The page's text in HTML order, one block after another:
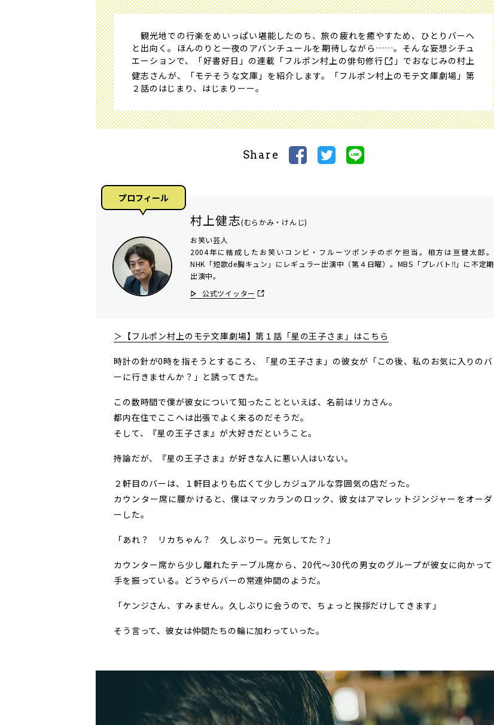
観光地での行楽をめいっぱい堪能したのち、旅の疲れを癒やすため、ひとりバーへ
と出向く。ほんのりと一夜のアバンチュールを期待しながら……。そんな妄想シチュ
エーションで、「好書好日」の連載「フルポン村上の俳句修行
」でおなじみの村上
健志さんが、「モテそうな文庫」を紹介します。「フルポン村上のモテ文庫劇場」第
２話のはじまり、はじまりーー。
Share
プロフィール
村上健志(むらかみ・けんじ)
お笑い芸人
2004年に結成したお笑いコンビ・フルーツポンチのボケ担当。相方は亘健太郎。
NHK「短歌de胸キュン」にレギュラー出演中（第４日曜）。MBS「プレバト‼」に不定期
出演中。
公式ツイッター
＞【フルポン村上のモテ文庫劇場】第１話「星の王子さま」はこちら
時計の針が0時を指そうとするころ、「星の王子さま」の彼女が「この後、私のお気に入りのバ
ーに行きませんか？」と誘ってきた。
この数時間で僕が彼女について知ったことといえば、名前はリカさん。
都内在住でここへは出張でよく来るのだそうだ。
そして、『星の王子さま』が大好きだということ。
持論だが、『星の王子さま』が好きな人に悪い人はいない。
２軒目のバーは、１軒目よりも広くて少しカジュアルな雰囲気の店だった。
カウンター席に腰かけると、僕はマッカランのロック、彼女はアマレットジンジャーをオーダ
ーした。
「あれ？ リカちゃん？ 久しぶりー。元気してた？」
カウンター席から少し離れたテーブル席から、20代〜30代の男女のグループが彼女に向かって
手を振っている。どうやらバーの常連仲間のようだ。
「ケンジさん、すみません。久しぶりに会うので、ちょっと挨拶だけしてきます」
そう言って、彼女は仲間たちの輪に加わっていった。